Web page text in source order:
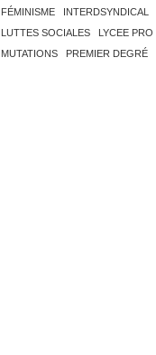
FÉMINISME
INTERDSYNDICAL
LUTTES SOCIALES
LYCEE PRO
MUTATIONS
PREMIER DEGRÉ